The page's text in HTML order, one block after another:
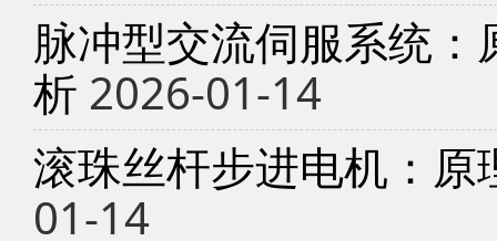
脉冲型交流伺服系统
析 2026-01-14
滚珠丝杆步进电机：
01-14